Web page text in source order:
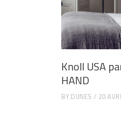
Knoll USA
HAND
BY DUNES 20